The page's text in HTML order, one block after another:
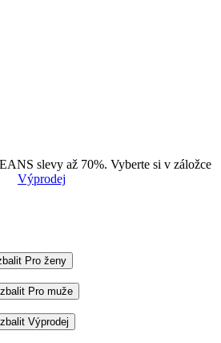
slevy až 70%. Vyberte si v záložce
Výprodej
Pro ženy
Pro muže
Výprodej